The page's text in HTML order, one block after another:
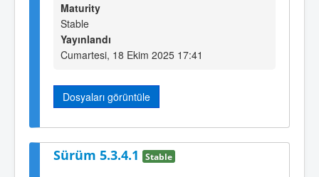
Maturity
Stable
Yayınlandı
Cumartesi, 18 Ekim 2025 17:41
Dosyaları görüntüle
Sürüm 5.3.4.1 Stable